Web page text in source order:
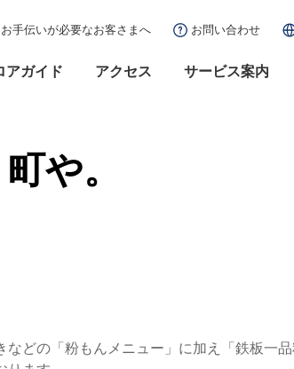
アガイド アクセス サービス案内
お手伝いが必要なお客さまへ お問い合わせ
や。
どの「粉もんメニュー」に加え「鉄板一品